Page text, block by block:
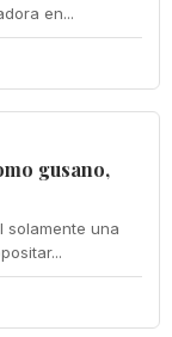
en...
gusano,
solamente una